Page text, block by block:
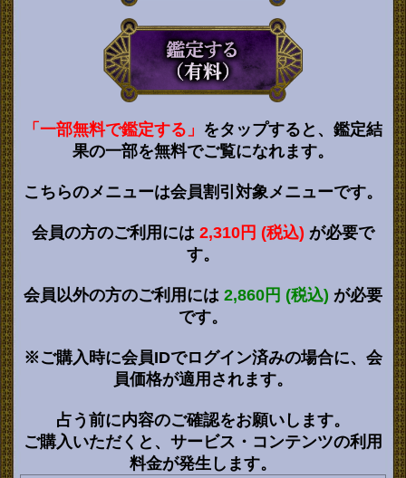
「一部無料で鑑定する」 をタップすると、鑑定結
果の一部を無料でご覧になれます。
こちらのメニューは会員割引対象メニューです。
会員の方のご利用には 2,310円 (税込) が必要で
す。
会員以外の方のご利用には 2,860円 (税込) が必要
です。
※ご購入時に会員IDでログイン済みの場合に、会
員価格が適用されます。
占う前に内容のご確認をお願いします。
ご購入いただくと、サービス・コンテンツの利用
料金が発生します。